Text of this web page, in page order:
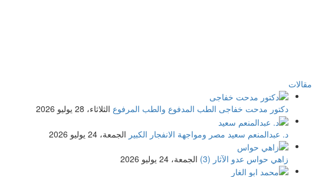
مقالات
دكتور مدحت خفاجى الطب المدفوع والطب المرفوع الثلاثاء، 28 يوليو 2026
د. عبدالمنعم سعيد مصر ومواجهة الانفجار الكبير الجمعة، 24 يوليو 2026
زاهي حواس عدو الآثار (3) الجمعة، 24 يوليو 2026